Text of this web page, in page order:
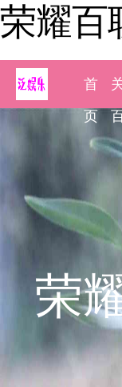
荣耀百
首
页
荣